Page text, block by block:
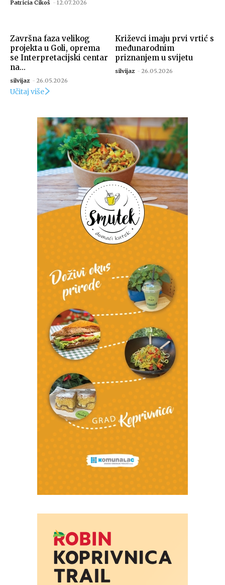
Patricia Cikoš - 12.07.2026
Završna faza velikog
projekta u Goli, oprema
se Interpretacijski centar
na...
silvijaz - 26.05.2026
Križevci imaju prvi vrtić s
međunarodnim
priznanjem u svijetu
silvijaz - 26.05.2026
Učitaj više